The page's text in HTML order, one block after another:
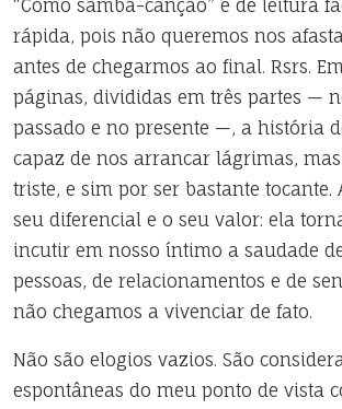
“Como samba-canção” é de leitura
rápida, pois não queremos nos
antes de chegarmos ao final. Rsrs.
páginas, divididas em três partes —
passado e no presente —, a história
capaz de nos arrancar lágrimas,
triste, e sim por ser bastante tocante.
seu diferencial e o seu valor: ela
incutir em nosso íntimo a saudade
pessoas, de relacionamentos e de
não chegamos a vivenciar de fato.
Não são elogios vazios. São
espontâneas do meu ponto de vista